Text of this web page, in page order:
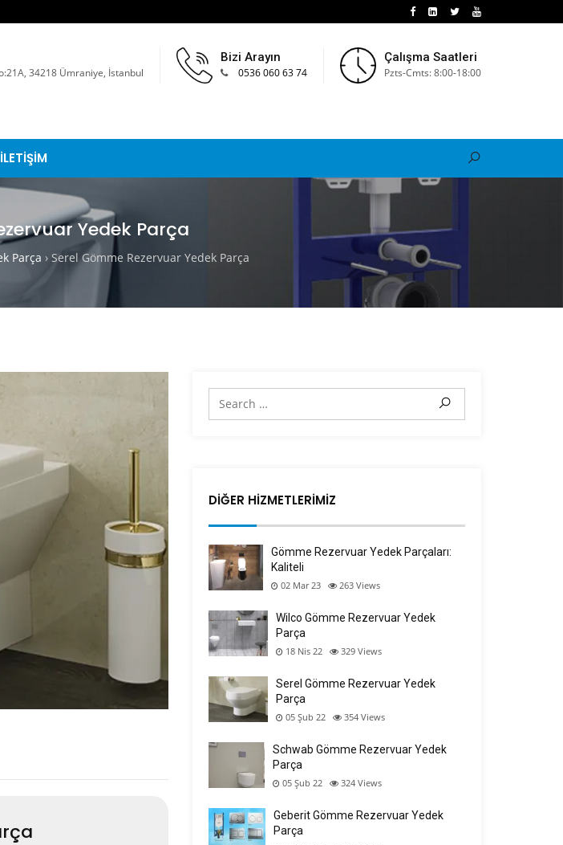
34218 Ümraniye, İstanbul
Bizi Arayın
0536 060 63 74
Çalışma Saatleri
Pzts-Cmts: 8:00-18:00
İLETİŞİM
Yedek Parça
Parça › Serel Gömme Rezervuar Yedek Parça
DIĞER HIZMETLERIMIZ
Gömme Rezervuar Yedek Parçaları:
Kaliteli
02 Mar 23 263 Views
Wilco Gömme Rezervuar Yedek
Parça
18 Nis 22 329Views
Serel Gömme Rezervuar Yedek
Parça
05 Şub 22 354Views
Schwab Gömme Rezervuar Yedek
Parça
05 Şub 22 324Views
Geberit Gömme Rezervuar Yedek
Parça